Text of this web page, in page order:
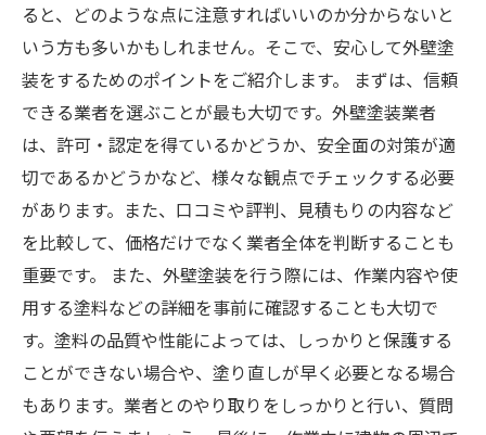
ると、どのような点に注意すればいいのか分からないと
いう方も多いかもしれません。そこで、安心して外壁塗
装をするためのポイントをご紹介します。 まずは、信頼
できる業者を選ぶことが最も大切です。外壁塗装業者
は、許可・認定を得ているかどうか、安全面の対策が適
切であるかどうかなど、様々な観点でチェックする必要
があります。また、口コミや評判、見積もりの内容など
を比較して、価格だけでなく業者全体を判断することも
重要です。 また、外壁塗装を行う際には、作業内容や使
用する塗料などの詳細を事前に確認することも大切で
す。塗料の品質や性能によっては、しっかりと保護する
ことができない場合や、塗り直しが早く必要となる場合
もあります。業者とのやり取りをしっかりと行い、質問